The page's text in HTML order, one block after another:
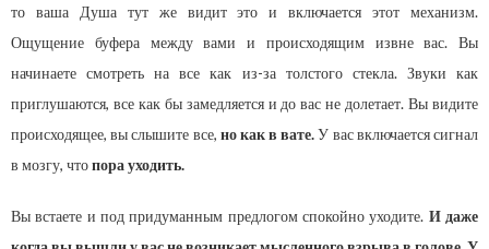
то ваша Душа тут же видит это и включается этот механизм.
Ощущение буфера между вами и происходящим извне вас. Вы
начинаете смотреть на все как из-за толстого стекла. Звуки как
приглушаются, все как бы замедляется и до вас не долетает. Вы видите
происходящее, вы слышите все, но как в вате.У вас включается сигнал
в мозгу, чтопора уходить.
Вы встаете и под придуманным предлогом спокойно уходите. И даже